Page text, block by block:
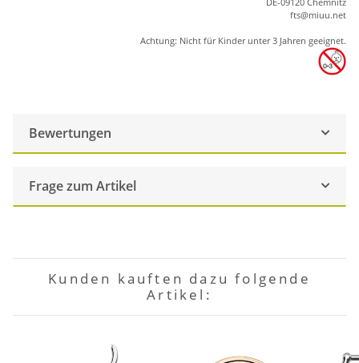
fts@miuu.net
Achtung: Nicht für Kinder unter 3 Jahren geeignet.
Bewertungen
Frage zum Artikel
Kunden kauften dazu folgende
Artikel: